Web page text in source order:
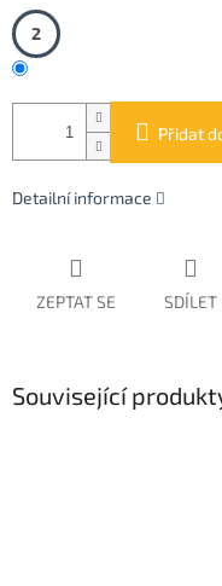
2
Přidat
Detailní informace
ZEPTAT SE SDÍLET
Související